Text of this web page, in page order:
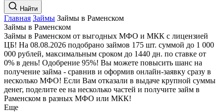
Найти
Главная Займы Займы в Раменском
Займы в Раменском
Займы в Раменском от выгодных МФО и МКК с лицензией
ЦБ! На 08.08.2026 подобрано займов 175 шт. суммой до 1 000
000 рублей, максимальным сроком до 1440 дн. по ставке от
0% в день! Одобрение 95%! Вы можете повысить шанс на
получение займа - сравнив и оформив онлайн-заявку сразу в
несколько МФО! Если Вам отказали в выдаче крупной суммы
денег, поделите ее на несколько частей и получите займ в
Раменском в разных МФО или МКК!
Еще